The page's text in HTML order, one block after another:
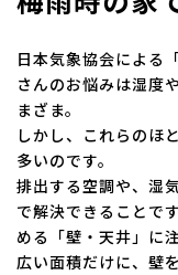
日本気象協会による
さんのお悩みは湿度
まざま。
しかし、これらのほ
多いのです。
排出する空調や、湿
で解決できることで
める「壁・天井」に注
広い面積だけに、壁